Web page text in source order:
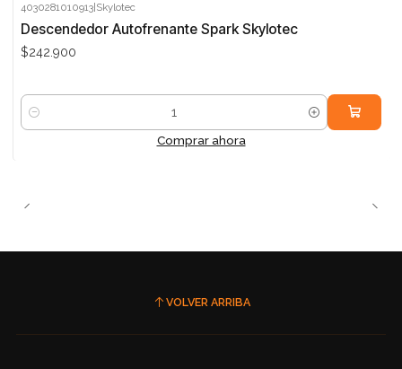
4030281010913 Skylotec
Descendedor Autofrenante Spark Skylotec
$242.900
Cantidad
Comprar ahora
VOLVER ARRIBA